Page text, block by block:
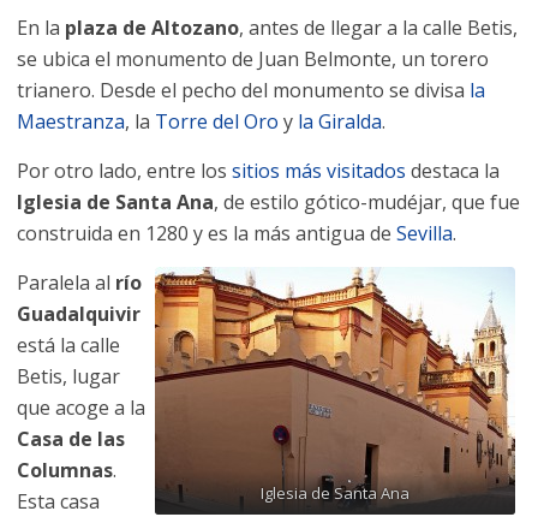
En la plaza de Altozano, antes de llegar a la calle Betis,
se ubica el monumento de Juan Belmonte, un torero
trianero. Desde el pecho del monumento se divisa la
Maestranza, la Torre del Oro y la Giralda.
Por otro lado, entre los sitios más visitados destaca la
Iglesia de Santa Ana, de estilo gótico-mudéjar, que fue
construida en 1280 y es la más antigua de Sevilla.
Iglesia de Santa Ana
Paralela al río
Guadalquivir
está la calle
Betis, lugar
que acoge a la
Casa de las
Columnas.
Esta casa